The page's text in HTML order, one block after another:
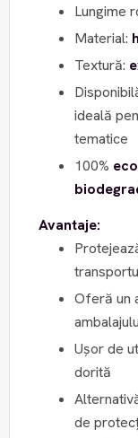
Lungime
Material:
Textură:
ideală
tematice
100%
Avantaje:
Oferă un
Ușor de
dorită
de